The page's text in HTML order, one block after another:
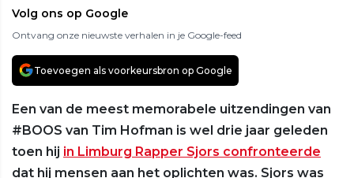
Volg ons op Google
Ontvang onze nieuwste verhalen in je Google-feed
Toevoegen als voorkeursbron op Google
Een van de meest memorabele uitzendingen van
#BOOS van Tim Hofman is wel drie jaar geleden
toen hij in Limburg Rapper Sjors confronteerde
dat hij mensen aan het oplichten was. Sjors was